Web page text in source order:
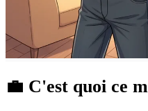
💼 C'est quoi ce